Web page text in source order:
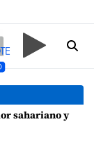
cerca del rally de Lanzarote